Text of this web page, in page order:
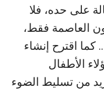
على حده، فلا
العاصمة فقط،
كما اقترح إنشاء
الأطفال
من تسليط الضوء